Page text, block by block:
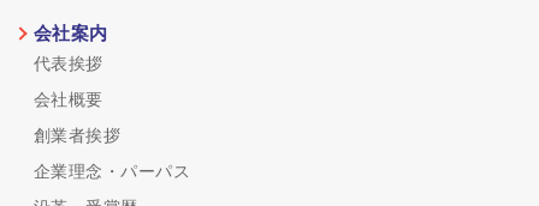
会社案内
代表挨拶
会社概要
創業者挨拶
企業理念・パーパス